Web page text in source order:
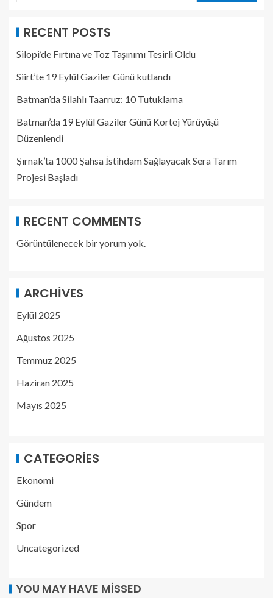
RECENT POSTS
Silopi’de Fırtına ve Toz Taşınımı Tesirli Oldu
Siirt’te 19 Eylül Gaziler Günü kutlandı
Batman’da Silahlı Taarruz: 10 Tutuklama
Batman’da 19 Eylül Gaziler Günü Kortej Yürüyüşü
Düzenlendi
Şırnak’ta 1000 Şahsa İstihdam Sağlayacak Sera Tarım
Projesi Başladı
RECENT COMMENTS
Görüntülenecek bir yorum yok.
ARCHIVES
Eylül 2025
Ağustos 2025
Temmuz 2025
Haziran 2025
Mayıs 2025
CATEGORIES
Ekonomi
Gündem
Spor
Uncategorized
YOU MAY HAVE MISSED